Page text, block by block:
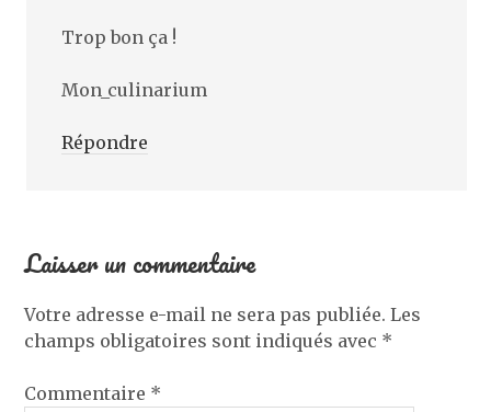
Trop bon ça !
Mon_culinarium
Répondre
Laisser un commentaire
Votre adresse e-mail ne sera pas publiée. Les
champs obligatoires sont indiqués avec *
Commentaire *